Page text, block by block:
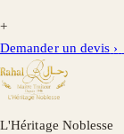
+
Demander un devis ›
L'Héritage Noblesse